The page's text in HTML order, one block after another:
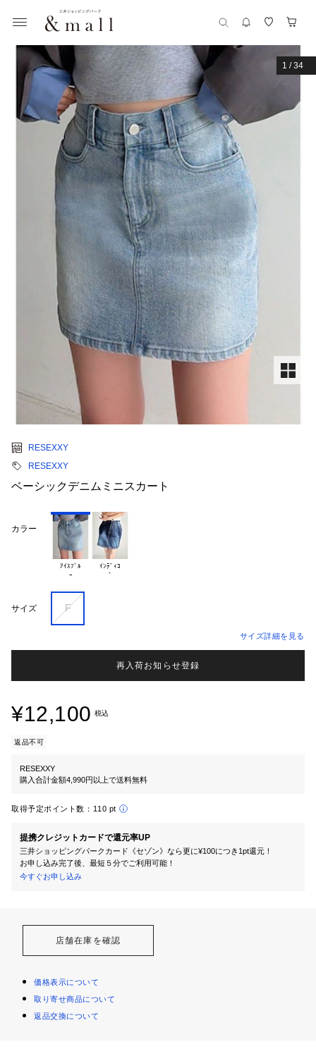
1 /34
RESEXXY
RESEXXY
ベーシックデニムミニスカート
カラー
ｱｲｽﾌﾞﾙ
ｲﾝﾃﾞｨｺ
サイズ F
サイズ詳細を見る
再入荷お知らせ登録
¥12,100 税込
返品不可
RESEXXY
購入合計金額4,990円以上で送料無料
取得予定ポイント数： 110 pt
提携クレジットカードで還元率UP
三井ショッピングパークカード《セゾン》なら更に¥100につき1pt還元！
お申し込み完了後、最短５分でご利用可能！
今すぐお申し込み
店舗在庫を確認
価格表示について
取り寄せ商品について
返品交換について